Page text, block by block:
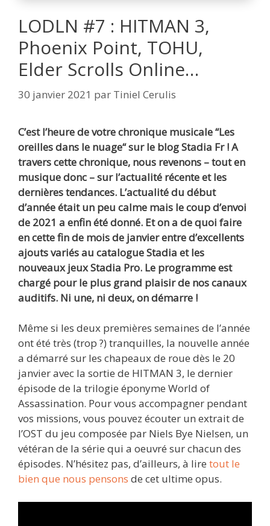
LODLN #7 : HITMAN 3,
Phoenix Point, TOHU,
Elder Scrolls Online…
30 janvier 2021 par Tiniel Cerulis
C’est l’heure de votre chronique musicale “Les
oreilles dans le nuage“ sur le blog Stadia Fr ! A
travers cette chronique, nous revenons – tout en
musique donc – sur l’actualité récente et les
dernières tendances. L’actualité du début
d’année était un peu calme mais le coup d’envoi
de 2021 a enfin été donné. Et on a de quoi faire
en cette fin de mois de janvier entre d’excellents
ajouts variés au catalogue Stadia et les
nouveaux jeux Stadia Pro. Le programme est
chargé pour le plus grand plaisir de nos canaux
auditifs. Ni une, ni deux, on démarre !
Même si les deux premières semaines de l’année
ont été très (trop ?) tranquilles, la nouvelle année
a démarré sur les chapeaux de roue dès le 20
janvier avec la sortie de HITMAN 3, le dernier
épisode de la trilogie éponyme World of
Assassination. Pour vous accompagner pendant
vos missions, vous pouvez écouter un extrait de
l’OST du jeu composée par Niels Bye Nielsen, un
vétéran de la série qui a oeuvré sur chacun des
épisodes. N’hésitez pas, d’ailleurs, à lire tout le
bien que nous pensons de cet ultime opus.